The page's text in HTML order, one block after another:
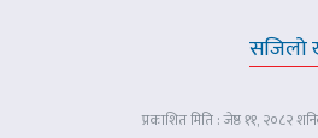
सजिलो
प्रकाशित मिति : जेष्ठ ११, २०८२